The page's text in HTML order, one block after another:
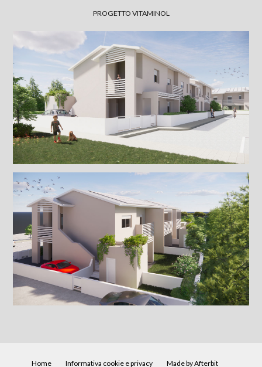
PROGETTO VITAMINOL
Home Informativa cookie e privacy Made by Afterbit